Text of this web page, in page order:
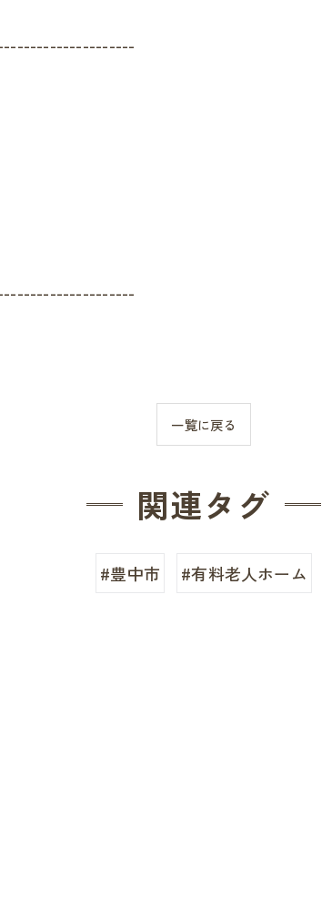
一覧に戻る
関連タグ
#豊中市 #有料老人ホーム